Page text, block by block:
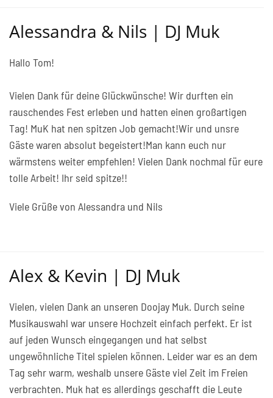
Alessandra & Nils | DJ Muk
Hallo Tom!
Vielen Dank für deine Glückwünsche! Wir durften ein
rauschendes Fest erleben und hatten einen großartigen
Tag! MuK hat nen spitzen Job gemacht!Wir und unsre
Gäste waren absolut begeistert!Man kann euch nur
wärmstens weiter empfehlen! Vielen Dank nochmal für eure
tolle Arbeit! Ihr seid spitze!!
Viele Grüße von Alessandra und Nils
Alex & Kevin | DJ Muk
Vielen, vielen Dank an unseren Doojay Muk. Durch seine
Musikauswahl war unsere Hochzeit einfach perfekt. Er ist
auf jeden Wunsch eingegangen und hat selbst
ungewöhnliche Titel spielen können. Leider war es an dem
Tag sehr warm, weshalb unsere Gäste viel Zeit im Freien
verbrachten. Muk hat es allerdings geschafft die Leute